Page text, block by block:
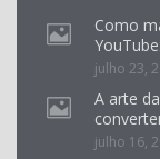
Como
julho 23,
A arte
julho 16,